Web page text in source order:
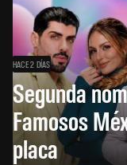
HACE 2 DÍAS
Segunda
Famosos
placa